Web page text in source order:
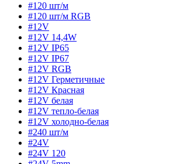
#120 шт/м
#120 шт/м RGB
#12V
#12V 14,4W
#12V IP65
#12V IP67
#12V RGB
#12V Герметичные
#12V Красная
#12V белая
#12V тепло-белая
#12V холодно-белая
#240 шт/м
#24V
#24V 120